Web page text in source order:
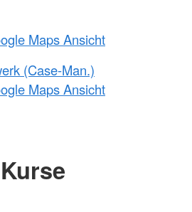
Maps Ansicht
(Case-Man.)
Maps Ansicht
Kurse